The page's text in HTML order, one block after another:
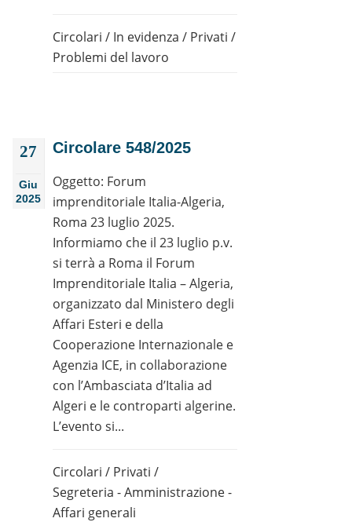
Circolari / In evidenza / Privati /
Problemi del lavoro
27
Giu
2025
Circolare 548/2025
Oggetto: Forum
imprenditoriale Italia-Algeria,
Roma 23 luglio 2025.
Informiamo che il 23 luglio p.v.
si terrà a Roma il Forum
Imprenditoriale Italia – Algeria,
organizzato dal Ministero degli
Affari Esteri e della
Cooperazione Internazionale e
Agenzia ICE, in collaborazione
con l’Ambasciata d’Italia ad
Algeri e le controparti algerine.
L’evento si...
Circolari / Privati /
Segreteria - Amministrazione -
Affari generali